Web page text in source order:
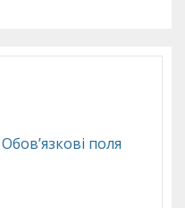
Обов’язкові поля